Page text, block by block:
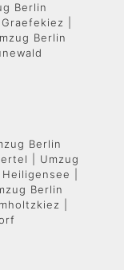
Berlin
|
Berlin
Berlin
| Umzug
|
Berlin
|